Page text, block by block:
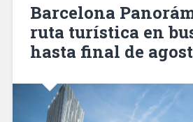
Barcelona
ruta turística en
hasta final de